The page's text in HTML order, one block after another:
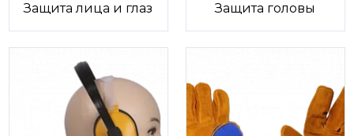
Защита лица и глаз Защита головы